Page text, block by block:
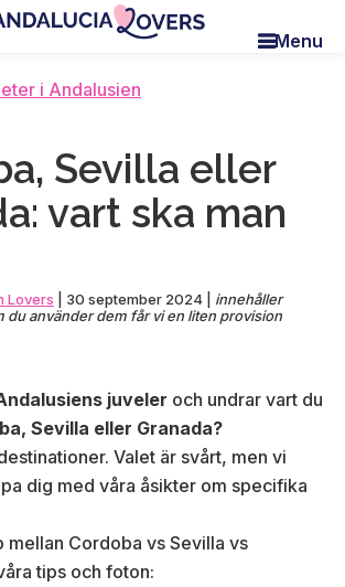
Menu
i Andalusien
Sevilla eller
vart ska man
Lovers 30 september 2024
innehåller
du använder dem får vi en liten provision
juveler och undrar vart du
Sevilla eller Granada?
Valet är svårt, men vi
dig med våra åsikter om specifika
mellan Cordoba vs Sevilla vs
tips och foton: